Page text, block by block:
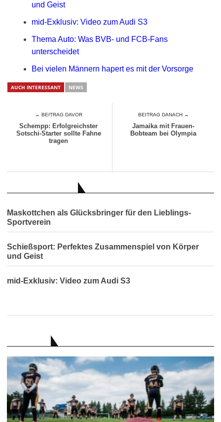
und Geist
mid-Exklusiv: Video zum Audi S3
Thema Auto: Was BVB- und FCB-Fans
unterscheidet
Bei vielen Männern hapert es mit der Vorsorge
AUCH INTERESSANT NEWS
← BEITRAG DAVOR
Schempp: Erfolgreichster
Sotschi-Starter sollte Fahne
tragen
BEITRAG DANACH →
Jamaika mit Frauen-
Bobteam bei Olympia
Maskottchen als Glücksbringer für den Lieblings-
Sportverein
Schießsport: Perfektes Zusammenspiel von Körper
und Geist
mid-Exklusiv: Video zum Audi S3